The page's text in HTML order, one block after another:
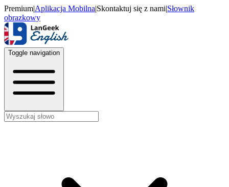
Premium|Aplikacja Mobilna|Skontaktuj się z nami|Słownik
obrazkowy
Toggle navigation